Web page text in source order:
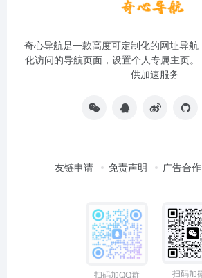
奇心导航是一款高度可定制化的网址导
化访问的导航页面，设置个人专属主页。
供加速服务
友链申请 免责声明 广告合作
扫码加QQ群 扫码加